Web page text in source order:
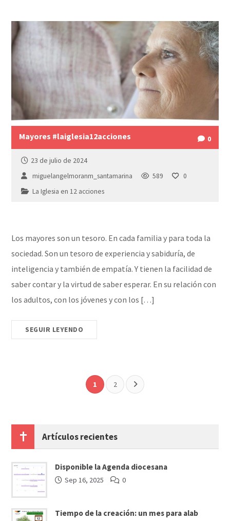
Mayores #laiglesia12acciones 0
23 de julio de 2024
miguelangelmoranm_santamarina
589
0
La Iglesia en 12 acciones
Los mayores son un tesoro. En cada familia y para toda la
sociedad. Son un tesoro de experiencia y sabiduría, de
inteligencia y también de empatía. Y tienen la facilidad de
saber contar y la virtud de saber esperar. En su relación con
los adultos, con los jóvenes y con los […]
SEGUIR LEYENDO
1 2
Artículos recientes
Disponible la Agenda diocesana
Sep 16, 2025 0
Tiempo de la creación: un mes para alab